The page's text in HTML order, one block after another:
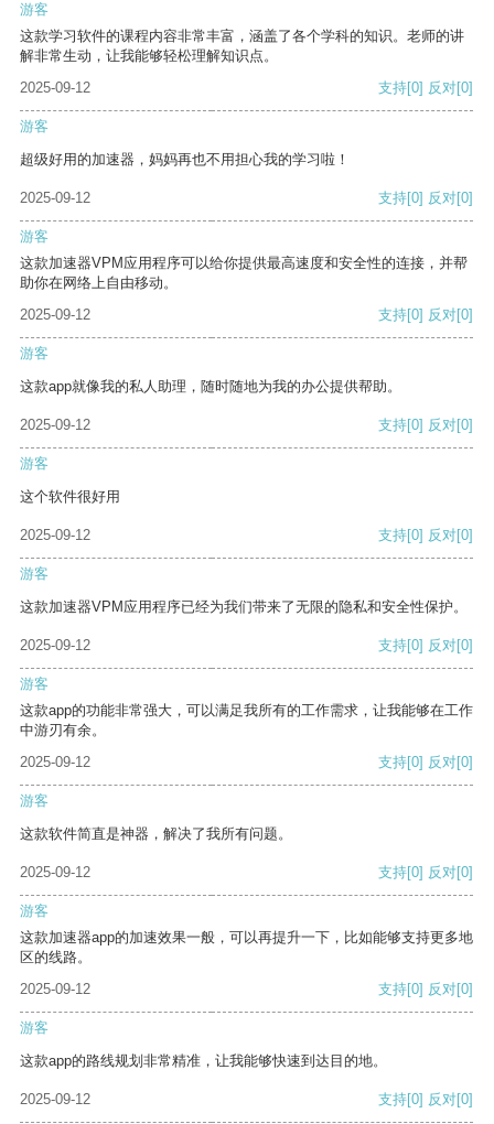
游客
这款学习软件的课程内容非常丰富，涵盖了各个学科的知识。老师的讲
解非常生动，让我能够轻松理解知识点。
2025-09-12
支持[0] 反对[0]
游客
超级好用的加速器，妈妈再也不用担心我的学习啦！
2025-09-12 支持[0] 反对[0]
游客
这款加速器VPM应用程序可以给你提供最高速度和安全性的连接，并帮
助你在网络上自由移动。
2025-09-12
支持[0] 反对[0]
游客
这款app就像我的私人助理，随时随地为我的办公提供帮助。
2025-09-12 支持[0] 反对[0]
游客
这个软件很好用
2025-09-12 支持[0] 反对[0]
游客
这款加速器VPM应用程序已经为我们带来了无限的隐私和安全性保护。
2025-09-12 支持[0] 反对[0]
游客
这款app的功能非常强大，可以满足我所有的工作需求，让我能够在工作
中游刃有余。
2025-09-12
支持[0] 反对[0]
游客
这款软件简直是神器，解决了我所有问题。
2025-09-12 支持[0] 反对[0]
游客
这款加速器app的加速效果一般，可以再提升一下，比如能够支持更多地
区的线路。
2025-09-12
支持[0] 反对[0]
游客
这款app的路线规划非常精准，让我能够快速到达目的地。
2025-09-12 支持[0] 反对[0]